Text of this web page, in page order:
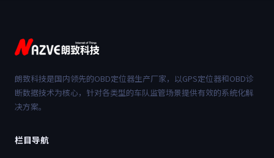
朗致科技是国内领先的OBD定位器生产厂家，以GPS定位器和OBD诊
断数据技术为核心，针对各类型的车队监管场景提供有效的系统化解
决方案。
栏目导航